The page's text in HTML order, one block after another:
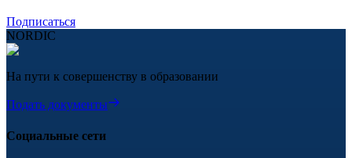
Подписаться
NORDIC
На пути к совершенству в образовании
Подать документы
Социальные сети